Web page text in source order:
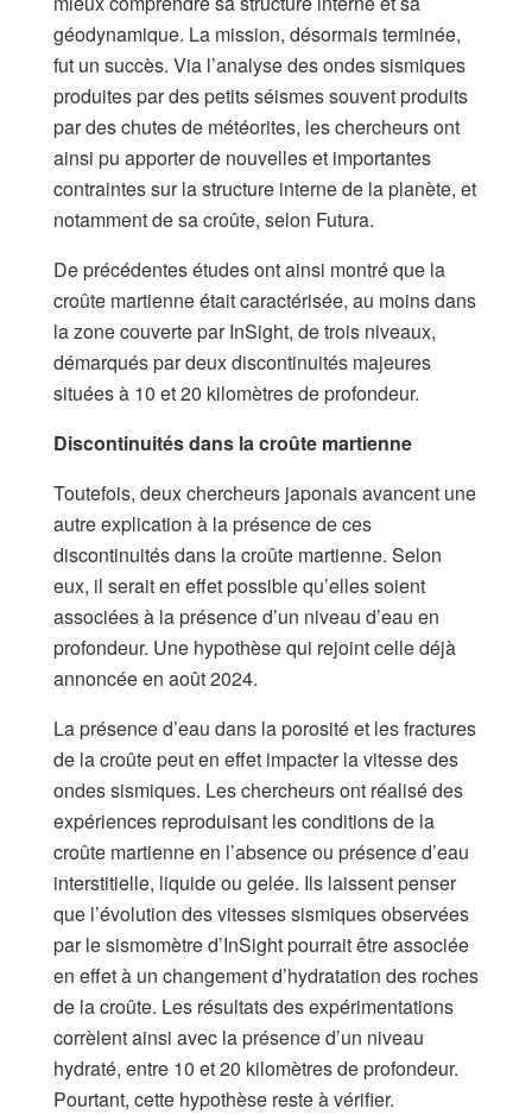
géodynamique. La mission, désormais terminée,
fut un succès. Via l’analyse des ondes sismiques
produites par des petits séismes souvent produits
par des chutes de météorites, les chercheurs ont
ainsi pu apporter de nouvelles et importantes
contraintes sur la structure interne de la planète, et
notamment de sa croûte, selon Futura.
De précédentes études ont ainsi montré que la
croûte martienne était caractérisée, au moins dans
la zone couverte par InSight, de trois niveaux,
démarqués par deux discontinuités majeures
situées à 10 et 20 kilomètres de profondeur.
Discontinuités dans la croûte martienne
Toutefois, deux chercheurs japonais avancent une
autre explication à la présence de ces
discontinuités dans la croûte martienne. Selon
eux, il serait en effet possible qu’elles soient
associées à la présence d’un niveau d’eau en
profondeur. Une hypothèse qui rejoint celle déjà
annoncée en août 2024.
La présence d’eau dans la porosité et les fractures
de la croûte peut en effet impacter la vitesse des
ondes sismiques. Les chercheurs ont réalisé des
expériences reproduisant les conditions de la
croûte martienne en l’absence ou présence d’eau
interstitielle, liquide ou gelée. Ils laissent penser
que l’évolution des vitesses sismiques observées
par le sismomètre d’InSight pourrait être associée
en effet à un changement d’hydratation des roches
de la croûte. Les résultats des expérimentations
corrèlent ainsi avec la présence d’un niveau
hydraté, entre 10 et 20 kilomètres de profondeur.
Pourtant, cette hypothèse reste à vérifier.